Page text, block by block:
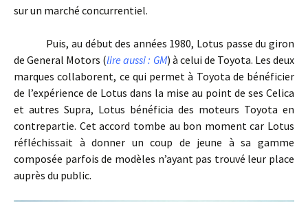
sur un marché concurrentiel.
Puis, au début des années 1980, Lotus passe du giron
de General Motors (lire aussi : GM) à celui de Toyota. Les deux
marques collaborent, ce qui permet à Toyota de bénéficier
de l’expérience de Lotus dans la mise au point de ses Celica
et autres Supra, Lotus bénéficia des moteurs Toyota en
contrepartie. Cet accord tombe au bon moment car Lotus
réfléchissait à donner un coup de jeune à sa gamme
composée parfois de modèles n’ayant pas trouvé leur place
auprès du public.